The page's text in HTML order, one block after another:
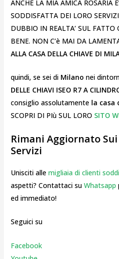
ANCHE LA MIA AMICA ROSARIA
SODDISFATTA DEI LORO
DUBBIO IN REALTA’ SUL FATTO
BENE. NON C’è MAI DA
ALLA CASA DELLA CHIAVE DI
quindi, se sei di Milano nei
DELLE CHIAVI ISEO R7 A
consiglio assolutamentela casa
SCOPRI DI PIù SUL LORO SITO
Rimani Aggiornato
Servizi
Unisciti alle migliaia di clienti
aspetti? Contattaci su Whatsapp
ed immediato!
Seguici su
Facebook